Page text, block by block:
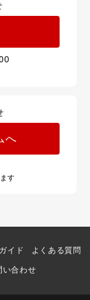
へ
す
イド よくある質問
い合わせ